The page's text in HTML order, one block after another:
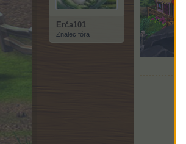
Erča101
Znalec fóra